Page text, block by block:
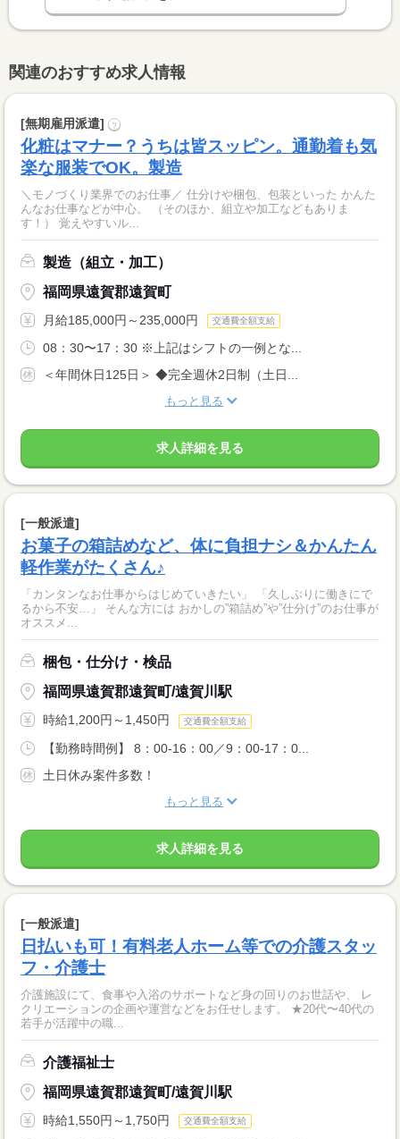
関連のおすすめ求人情報
[無期雇用派遣] ?
化粧はマナー？うちは皆スッピン。通勤着も気
楽な服装でOK。製造
＼モノづくり業界でのお仕事／ 仕分けや梱包、包装といった かんた
んなお仕事などが中心。 （そのほか、組立や加工などもありま
す！） 覚えやすいル...
製造（組立・加工）
福岡県遠賀郡遠賀町
月給185,000円～235,000円 交通費全額支給
08：30〜17：30 ※上記はシフトの一例とな...
＜年間休日125日＞ ◆完全週休2日制（土日...
もっと見る
求人詳細を見る
[一般派遣]
お菓子の箱詰めなど、体に負担ナシ＆かんたん
軽作業がたくさん♪
「カンタンなお仕事からはじめていきたい」 「久しぶりに働きにで
るから不安…」 そんな方には おかしの”箱詰め”や”仕分け”のお仕事が
オススメ...
梱包・仕分け・検品
福岡県遠賀郡遠賀町/遠賀川駅
時給1,200円～1,450円 交通費全額支給
【勤務時間例】 8：00-16：00／9：00-17：0...
土日休み案件多数！
もっと見る
求人詳細を見る
[一般派遣]
日払いも可！有料老人ホーム等での介護スタッ
フ・介護士
介護施設にて、食事や入浴のサポートなど身の回りのお世話や、 レ
クリエーションの企画や運営などをお任せします。 ★20代〜40代の
若手が活躍中の職...
介護福祉士
福岡県遠賀郡遠賀町/遠賀川駅
時給1,550円～1,750円 交通費全額支給